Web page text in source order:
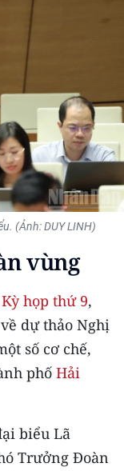
(Ảnh: DUY LINH)
vùng
Kỳ họp thứ 9,
dự thảo Nghị
số cơ chế,
phố Hải
biểu Lã
Trưởng Đoàn